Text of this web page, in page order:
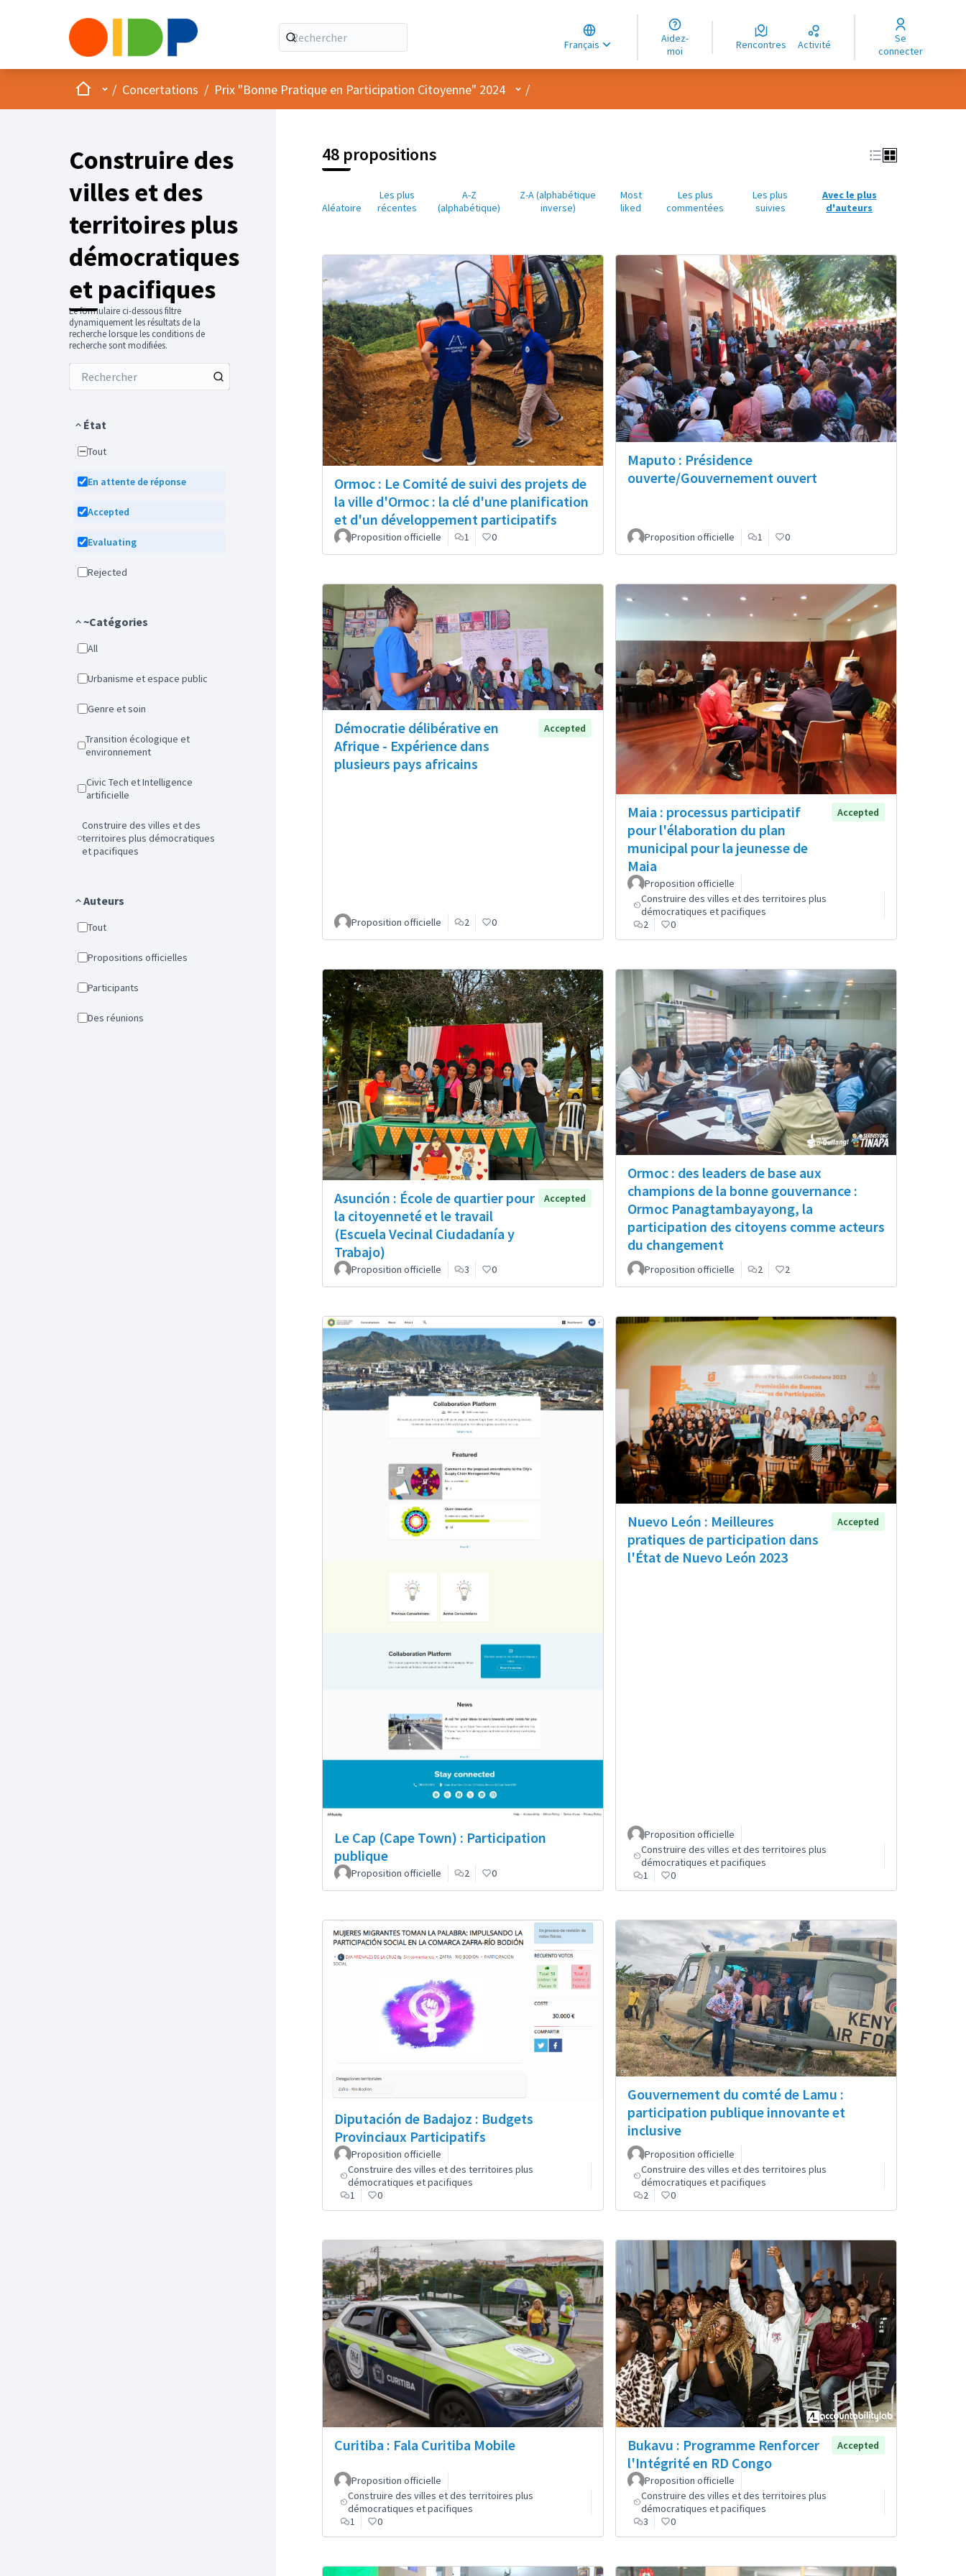
Français
Choose language
Choisir la langue
Elegir el idioma
Aidez-
moi
Rencontres Activité
Se
connecter
AccueilMenu principal
/ Concertations / Prix "Bonne Pratique en Participation Citoyenne" 2024 Menu utilisateur
/
Construire des
villes et des
territoires plus
démocratiques
et pacifiques
Le formulaire ci-dessous filtre
dynamiquement les résultats de la
recherche lorsque les conditions de
recherche sont modifiées.
État
Tout
En attente de réponse
Accepted
Evaluating
Rejected
~Catégories
All
Urbanisme et espace public
Genre et soin
Transition écologique et
environnement
Civic Tech et Intelligence
artificielle
Construire des villes et des
territoires plus démocratiques
et pacifiques
Auteurs
Tout
Propositions officielles
Participants
Des réunions
48 propositions
Aléatoire
Les plus
récentes
A-Z
(alphabétique)
Z-A (alphabétique
inverse)
Most
liked
Les plus
commentées
Les plus
suivies
Avec le plus
d'auteurs
Ormoc : Le Comité de suivi des projets de
la ville d'Ormoc : la clé d'une planification
et d'un développement participatifs
Proposition officielle 1 0
Maputo : Présidence
ouverte/Gouvernement ouvert
Proposition officielle 1 0
Démocratie délibérative en
Afrique - Expérience dans
plusieurs pays africains
Accepted
Proposition officielle 2 0
Maia : processus participatif
pour l'élaboration du plan
municipal pour la jeunesse de
Maia
Accepted
Proposition officielle
Construire des villes et des territoires plus
démocratiques et pacifiques
2
0
Asunción : École de quartier pour
la citoyenneté et le travail
(Escuela Vecinal Ciudadanía y
Trabajo)
Accepted
Proposition officielle 3 0
Ormoc : des leaders de base aux
champions de la bonne gouvernance :
Ormoc Panagtambayayong, la
participation des citoyens comme acteurs
du changement
Proposition officielle 2 2
Le Cap (Cape Town) : Participation
publique
Proposition officielle 2 0
Nuevo León : Meilleures
pratiques de participation dans
l'État de Nuevo León 2023
Accepted
Proposition officielle
Construire des villes et des territoires plus
démocratiques et pacifiques
1
0
Diputación de Badajoz : Budgets
Provinciaux Participatifs
Proposition officielle
Construire des villes et des territoires plus
démocratiques et pacifiques
1
0
Gouvernement du comté de Lamu :
participation publique innovante et
inclusive
Proposition officielle
Construire des villes et des territoires plus
démocratiques et pacifiques
2
0
Curitiba : Fala Curitiba Mobile
Proposition officielle
Construire des villes et des territoires plus
démocratiques et pacifiques
1
0
Bukavu : Programme Renforcer
l'Intégrité en RD Congo
Accepted
Proposition officielle
Construire des villes et des territoires plus
démocratiques et pacifiques
3
0